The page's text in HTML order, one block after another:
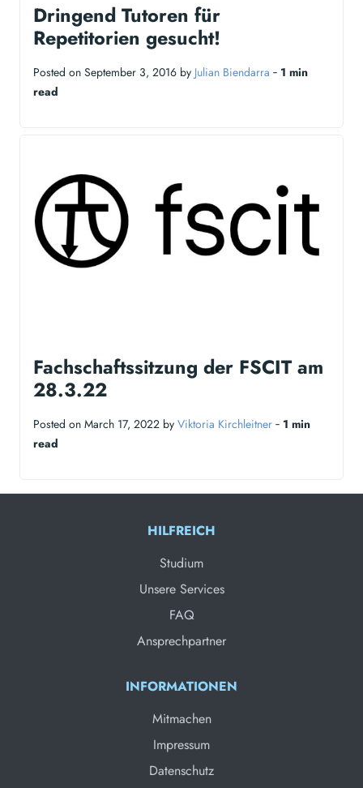
Dringend Tutoren für
Repetitorien gesucht!
Posted on September 3, 2016 by Julian Biendarra ‐ 1 min
read
Fachschaftssitzung der FSCIT am
28.3.22
Posted on March 17, 2022 by Viktoria Kirchleitner ‐ 1 min
read
HILFREICH
Studium
Unsere Services
FAQ
Ansprechpartner
INFORMATIONEN
Mitmachen
Impressum
Datenschutz